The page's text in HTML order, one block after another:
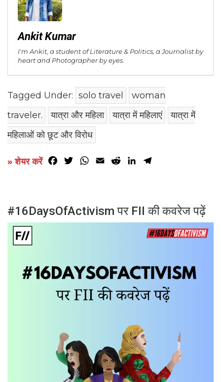
Ankit Kumar
I'm Ankit, a student of Literature & Politics, a Journalist by
heart and Photographer by eyes.
Tagged Under: solo travel
woman
traveler.
यात्रा और महिला यात्रा में महिलाएं
यात्रा में
महिलाओं को छूट और विरोध
» शेयर करें Facebook
TwitterWhatsApp
Email RedditLinkedIn
#16DaysOfActivism पर FII की कवरेज पढ़ें